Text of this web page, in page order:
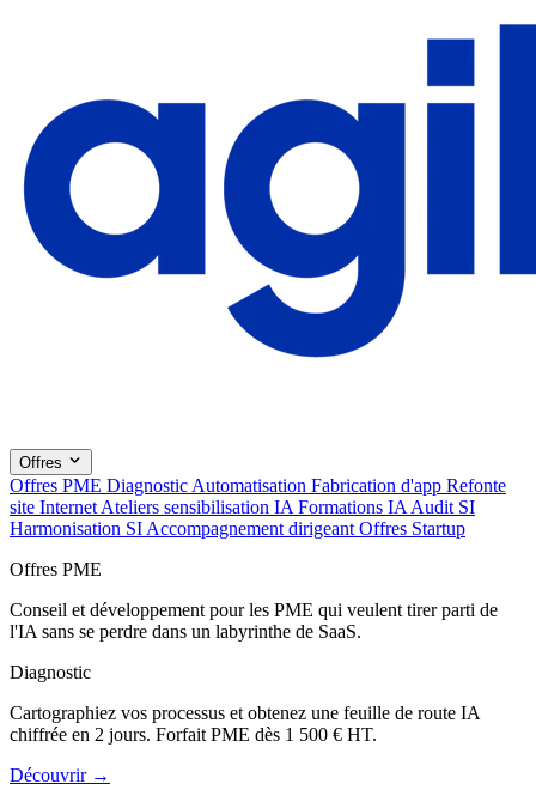
Offres
Offres PME Diagnostic Automatisation Fabrication d'app Refonte
site Internet Ateliers sensibilisation IA Formations IA Audit SI
Harmonisation SI Accompagnement dirigeant Offres Startup
Offres PME
Conseil et développement pour les PME qui veulent tirer parti de
l'IA sans se perdre dans un labyrinthe de SaaS.
Diagnostic
Cartographiez vos processus et obtenez une feuille de route IA
chiffrée en 2 jours. Forfait PME dès 1 500 € HT.
Découvrir →